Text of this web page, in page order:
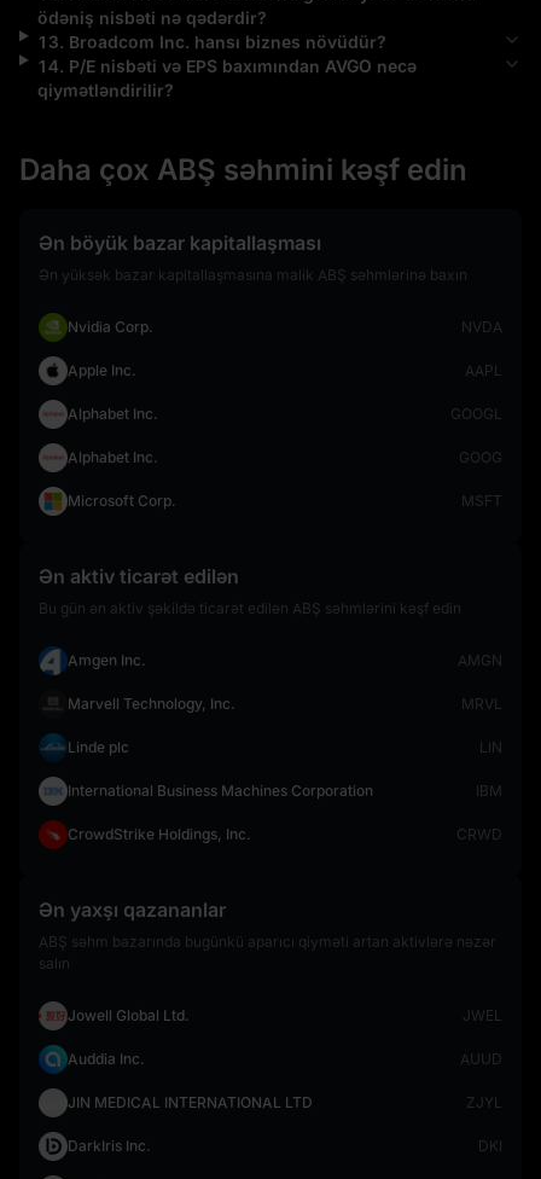
ödəniş nisbəti nə qədərdir?
13. Broadcom Inc. hansı biznes növüdür?
14. P/E nisbəti və EPS baxımından AVGO necə
qiymətləndirilir?
Daha çox ABŞ səhmini kəşf edin
Ən böyük bazar kapitallaşması
Ən yüksək bazar kapitallaşmasına malik ABŞ səhmlərinə baxın
Nvidia Corp. NVDA
Apple Inc. AAPL
Alphabet Inc. GOOGL
Alphabet Inc. GOOG
Microsoft Corp. MSFT
Ən aktiv ticarət edilən
Bu gün ən aktiv şəkildə ticarət edilən ABŞ səhmlərini kəşf edin
Amgen Inc. AMGN
Marvell Technology, Inc. MRVL
Linde plc LIN
International Business Machines Corporation IBM
CrowdStrike Holdings, Inc. CRWD
Ən yaxşı qazananlar
ABŞ səhm bazarında bugünkü aparıcı qiyməti artan aktivlərə nəzər
salın
Jowell Global Ltd. JWEL
Auddia Inc. AUUD
JIN MEDICAL INTERNATIONAL LTD ZJYL
DarkIris Inc. DKI